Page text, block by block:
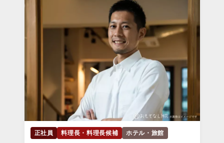
正社員 料理長・料理長候補 ホテル・旅館